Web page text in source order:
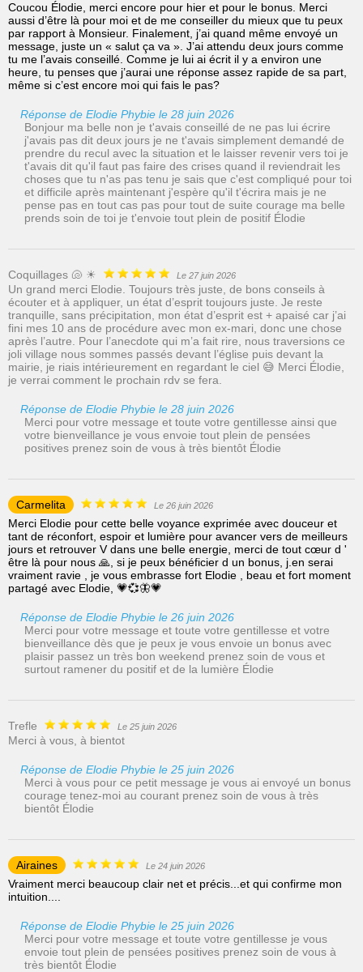
Coucou Élodie, merci encore pour hier et pour le bonus. Merci
aussi d’être là pour moi et de me conseiller du mieux que tu peux
par rapport à Monsieur. Finalement, j’ai quand même envoyé un
message, juste un « salut ça va ». J’ai attendu deux jours comme
tu me l’avais conseillé. Comme je lui ai écrit il y a environ une
heure, tu penses que j’aurai une réponse assez rapide de sa part,
même si c’est encore moi qui fais le pas?
Réponse de Elodie Phybie le 28 juin 2026
Bonjour ma belle non je t'avais conseillé de ne pas lui écrire
j'avais pas dit deux jours je ne t'avais simplement demandé de
prendre du recul avec la situation et le laisser revenir vers toi je
t'avais dit qu'il faut pas faire des crises quand il reviendrait les
choses que tu n'as pas tenu je sais que c'est compliqué pour toi
et difficile après maintenant j'espère qu'il t'écrira mais je ne
pense pas en tout cas pas pour tout de suite courage ma belle
prends soin de toi je t'envoie tout plein de positif Élodie
Coquillages 🐚 ☀ Le 27 juin 2026
Un grand merci Elodie. Toujours très juste, de bons conseils à
écouter et à appliquer, un état d’esprit toujours juste. Je reste
tranquille, sans précipitation, mon état d’esprit est + apaisé car j’ai
fini mes 10 ans de procédure avec mon ex-mari, donc une chose
après l’autre. Pour l’anecdote qui m’a fait rire, nous traversions ce
joli village nous sommes passés devant l’église puis devant la
mairie, je riais intérieurement en regardant le ciel 😅 Merci Élodie,
je verrai comment le prochain rdv se fera.
Réponse de Elodie Phybie le 28 juin 2026
Merci pour votre message et toute votre gentillesse ainsi que
votre bienveillance je vous envoie tout plein de pensées
positives prenez soin de vous à très bientôt Élodie
Carmelita Le 26 juin 2026
Merci Elodie pour cette belle voyance exprimée avec douceur et
tant de réconfort, espoir et lumière pour avancer vers de meilleurs
jours et retrouver V dans une belle energie, merci de tout cœur d '
être là pour nous 🙏, si je peux bénéficier d un bonus, j.en serai
vraiment ravie , je vous embrasse fort Elodie , beau et fort moment
partagé avec Elodie, 💗💞🦋💗
Réponse de Elodie Phybie le 26 juin 2026
Merci pour votre message et toute votre gentillesse et votre
bienveillance dès que je peux je vous envoie un bonus avec
plaisir passez un très bon weekend prenez soin de vous et
surtout ramener du positif et de la lumière Élodie
Trefle Le 25 juin 2026
Merci à vous, à bientot
Réponse de Elodie Phybie le 25 juin 2026
Merci à vous pour ce petit message je vous ai envoyé un bonus
courage tenez-moi au courant prenez soin de vous à très
bientôt Élodie
Airaines Le 24 juin 2026
Vraiment merci beaucoup clair net et précis...et qui confirme mon
intuition....
Réponse de Elodie Phybie le 25 juin 2026
Merci pour votre message et toute votre gentillesse je vous
envoie tout plein de pensées positives prenez soin de vous à
très bientôt Élodie